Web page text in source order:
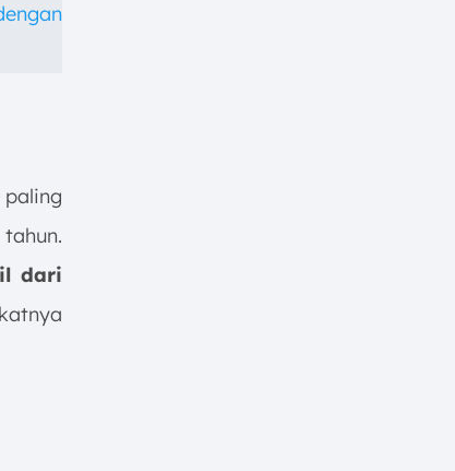
dari